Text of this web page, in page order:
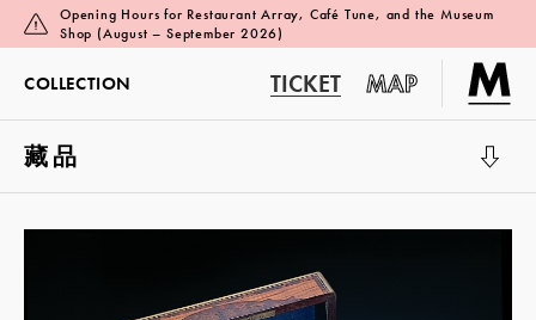
Opening Hours for Restaurant Array, Café Tune, and the Museum
Shop (August – September 2026)
COLLECTION TICKET MAP
藏品